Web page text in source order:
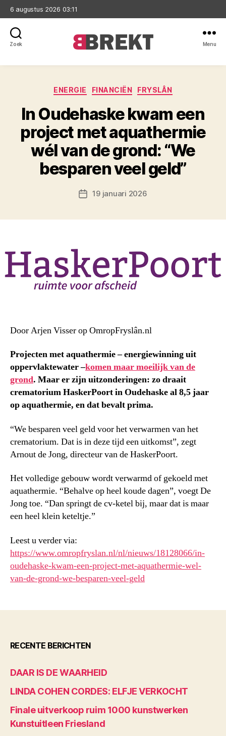
6 augustus 2026 03:11
Zoek Menu
Categorieën
ENERGIE FINANCIËN FRYSLÂN
In Oudehaske kwam een
project met aquathermie
wél van de grond: “We
besparen veel geld”
Berichtdatum
19 januari 2026
Door Arjen Visser op OmropFryslân.nl
Projecten met aquathermie – energiewinning uit
oppervlaktewater –komen maar moeilijk van de
grond. Maar er zijn uitzonderingen: zo draait
crematorium HaskerPoort in Oudehaske al 8,5 jaar
op aquathermie, en dat bevalt prima.
“We besparen veel geld voor het verwarmen van het
crematorium. Dat is in deze tijd een uitkomst”, zegt
Arnout de Jong, directeur van de HaskerPoort.
Het volledige gebouw wordt verwarmd of gekoeld met
aquathermie. “Behalve op heel koude dagen”, voegt De
Jong toe. “Dan springt de cv-ketel bij, maar dat is maar
een heel klein keteltje.”
Leest u verder via:
https://www.omropfryslan.nl/nl/nieuws/18128066/in-
oudehaske-kwam-een-project-met-aquathermie-wel-
van-de-grond-we-besparen-veel-geld
RECENTE BERICHTEN
DAAR IS DE WAARHEID
LINDA COHEN CORDES: ELFJE VERKOCHT
Finale uitverkoop ruim 1000 kunstwerken
Kunstuitleen Friesland